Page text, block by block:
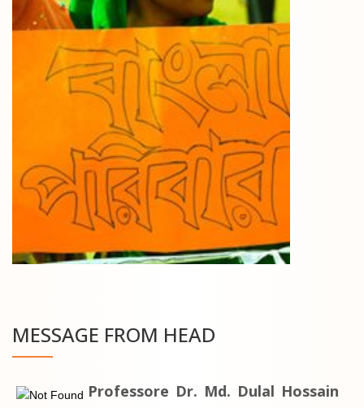
MESSAGE FROM HEAD
Professore Dr. Md. Dulal Hossain